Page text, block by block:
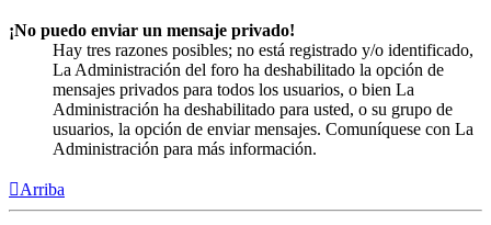
¡No puedo enviar un mensaje privado!
Hay tres razones posibles; no está registrado y/o identificado,
La Administración del foro ha deshabilitado la opción de
mensajes privados para todos los usuarios, o bien La
Administración ha deshabilitado para usted, o su grupo de
usuarios, la opción de enviar mensajes. Comuníquese con La
Administración para más información.
Arriba